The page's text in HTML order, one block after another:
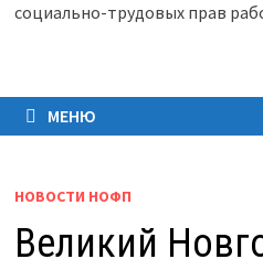
социально-трудовых прав
МЕНЮ
НОВОСТИ НОФП
Великий